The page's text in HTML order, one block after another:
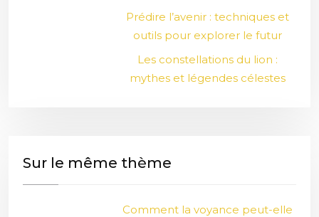
Prédire l’avenir : techniques et
outils pour explorer le futur
Les constellations du lion :
mythes et légendes célestes
Sur le même thème
Comment la voyance peut-elle